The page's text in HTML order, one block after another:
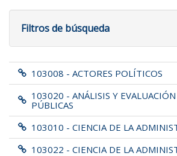
Filtros de búsqueda
103008 - ACTORES POLÍTICOS
103020 - ANÁLISIS Y
PÚBLICAS
103010 - CIENCIA DE LA
103022 - CIENCIA DE LA